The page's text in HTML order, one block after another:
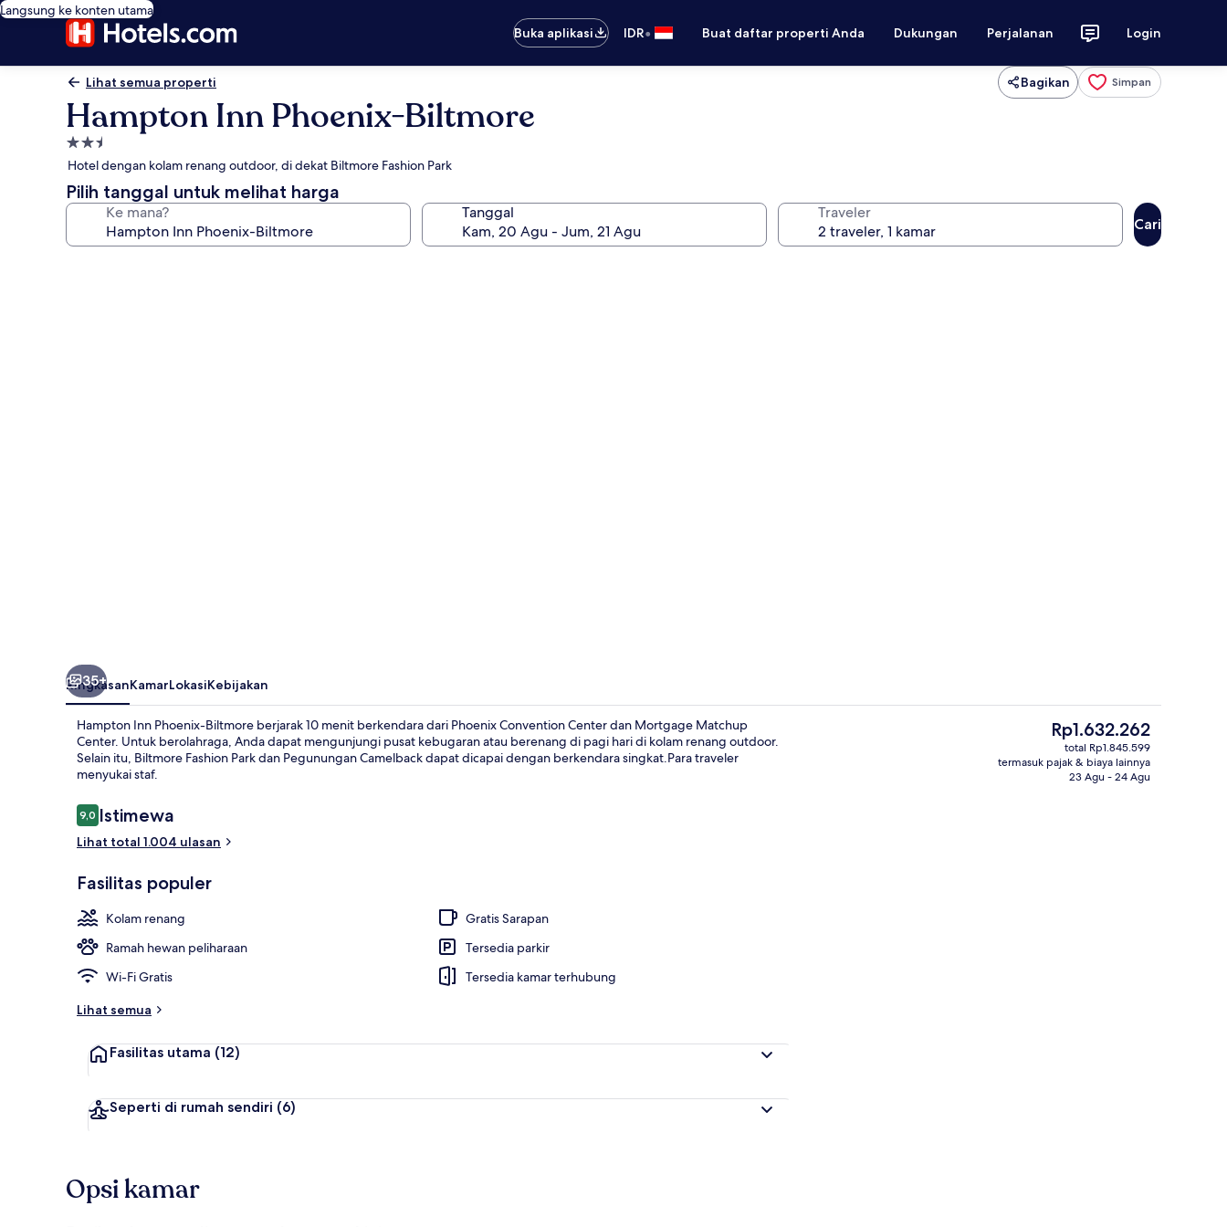
Langsung ke konten utama
Buka aplikasi
IDR• Buat daftar properti Anda Dukungan Perjalanan Login
Lihat semua properti Bagikan Simpan
Hampton Inn Phoenix-Biltmore
Properti
bintang
2.5
Hotel dengan kolam renang outdoor, di dekat Biltmore Fashion Park
Pilih tanggal untuk melihat harga
Ke mana? Tanggal Traveler
Cari
Eksterior
35+
RingkasanKamarLokasiKebijakan
Hampton Inn Phoenix-Biltmore berjarak 10 menit berkendara dari Phoenix Convention Center dan Mortgage Matchup
Center. Untuk berolahraga, Anda dapat mengunjungi pusat kebugaran atau berenang di pagi hari di kolam renang outdoor.
Selain itu, Biltmore Fashion Park dan Pegunungan Camelback dapat dicapai dengan berkendara singkat.Para traveler
menyukai staf.
Ulasan
9,09,0 dari 10
Istimewa
Lihat total 1.004 ulasan
Fasilitas populer
Kolam renang
Gratis Sarapan
Ramah hewan peliharaan
Tersedia parkir
Wi-Fi Gratis
Tersedia kamar terhubung
Lihat semua
Fasilitas utama (12)
Seperti di rumah sendiri (6)
Harga
saat
ini
Rp1.632.262
Rp1.632.262
total Rp1.845.599
termasuk pajak & biaya lainnya
23 Agu - 24 Agu
Opsi kamar